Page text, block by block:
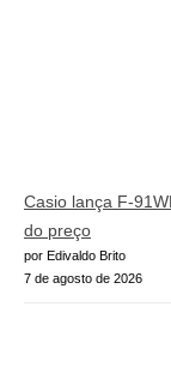
Casio lança F-
do preço
por Edivaldo Brito
7 de agosto de 2026